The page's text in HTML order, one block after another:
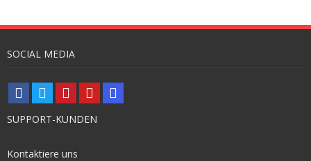
SOCIAL MEDIA
SUPPORT-KUNDEN
Kontaktiere uns